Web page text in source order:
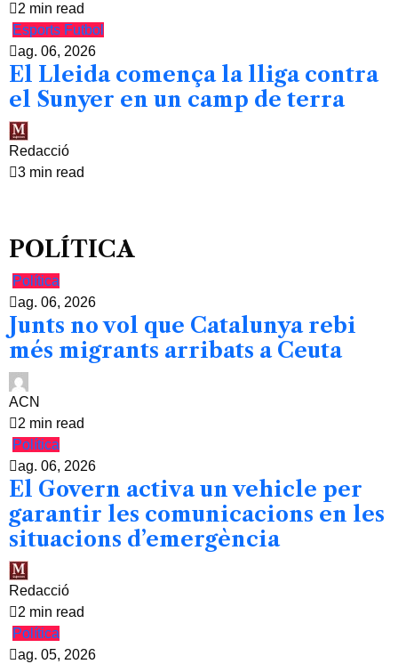
2 min read
Esports Futbol
ag. 06, 2026
El Lleida comença la lliga contra
el Sunyer en un camp de terra
Redacció
3 min read
POLÍTICA
Política
ag. 06, 2026
Junts no vol que Catalunya rebi
més migrants arribats a Ceuta
ACN
2 min read
Política
ag. 06, 2026
El Govern activa un vehicle per
garantir les comunicacions en les
situacions d’emergència
Redacció
2 min read
Política
ag. 05, 2026